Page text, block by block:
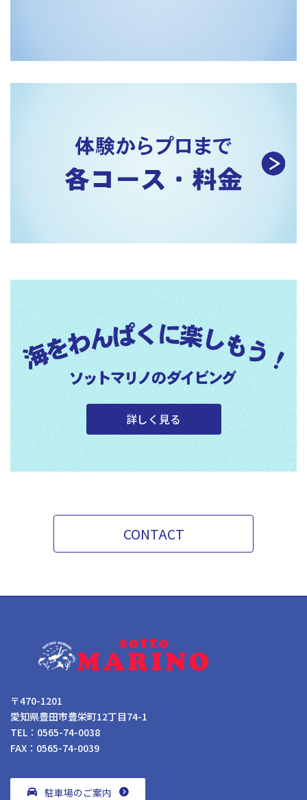
詳しく見る
CONTACT
〒470-1201
愛知県豊田市豊栄町12丁目74-1
TEL：0565-74-0038
FAX：0565-74-0039
駐車場のご案内